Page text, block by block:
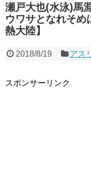
瀬戸大也(水泳)馬
ウワサとなれそめ
熱大陸】
2018/8/19 アス
スポンサーリンク